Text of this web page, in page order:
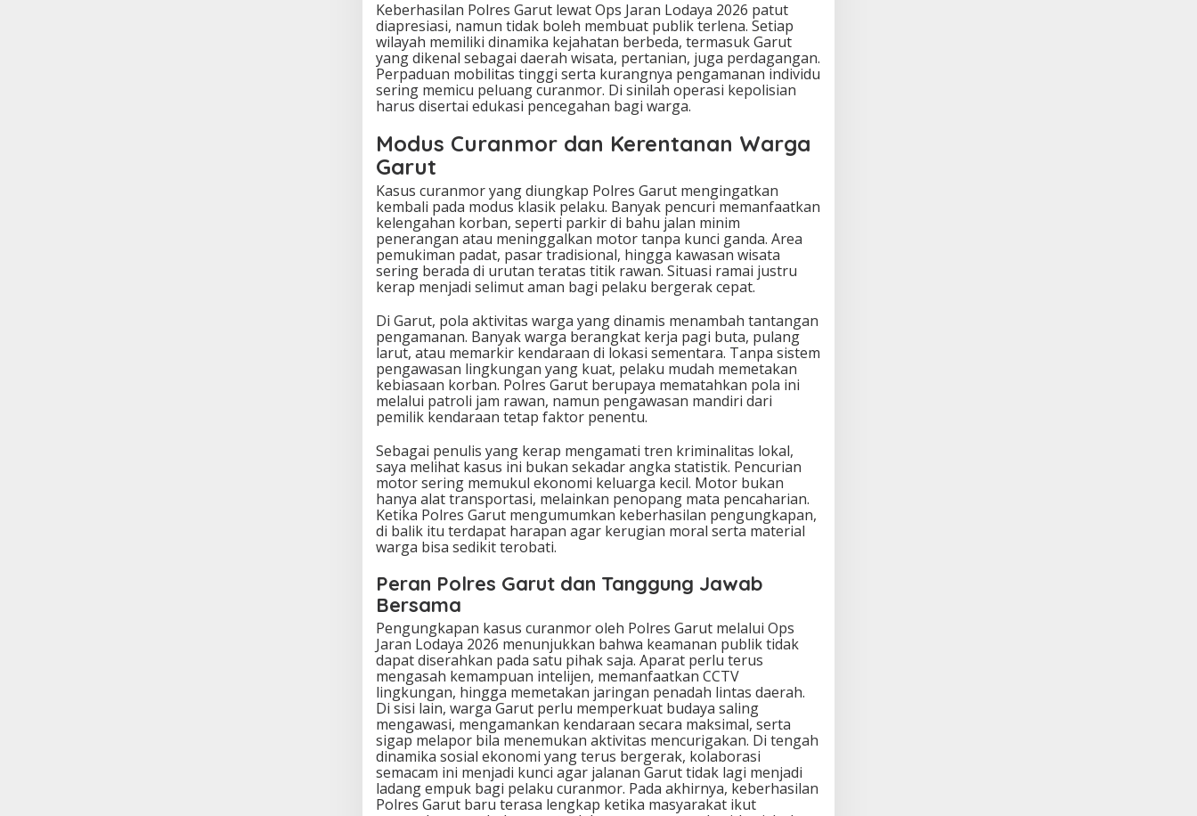
Keberhasilan Polres Garut lewat Ops Jaran Lodaya 2026 patut
diapresiasi, namun tidak boleh membuat publik terlena. Setiap
wilayah memiliki dinamika kejahatan berbeda, termasuk Garut
yang dikenal sebagai daerah wisata, pertanian, juga perdagangan.
Perpaduan mobilitas tinggi serta kurangnya pengamanan individu
sering memicu peluang curanmor. Di sinilah operasi kepolisian
harus disertai edukasi pencegahan bagi warga.
Modus Curanmor dan Kerentanan Warga
Garut
Kasus curanmor yang diungkap Polres Garut mengingatkan
kembali pada modus klasik pelaku. Banyak pencuri memanfaatkan
kelengahan korban, seperti parkir di bahu jalan minim
penerangan atau meninggalkan motor tanpa kunci ganda. Area
pemukiman padat, pasar tradisional, hingga kawasan wisata
sering berada di urutan teratas titik rawan. Situasi ramai justru
kerap menjadi selimut aman bagi pelaku bergerak cepat.
Di Garut, pola aktivitas warga yang dinamis menambah tantangan
pengamanan. Banyak warga berangkat kerja pagi buta, pulang
larut, atau memarkir kendaraan di lokasi sementara. Tanpa sistem
pengawasan lingkungan yang kuat, pelaku mudah memetakan
kebiasaan korban. Polres Garut berupaya mematahkan pola ini
melalui patroli jam rawan, namun pengawasan mandiri dari
pemilik kendaraan tetap faktor penentu.
Sebagai penulis yang kerap mengamati tren kriminalitas lokal,
saya melihat kasus ini bukan sekadar angka statistik. Pencurian
motor sering memukul ekonomi keluarga kecil. Motor bukan
hanya alat transportasi, melainkan penopang mata pencaharian.
Ketika Polres Garut mengumumkan keberhasilan pengungkapan,
di balik itu terdapat harapan agar kerugian moral serta material
warga bisa sedikit terobati.
Peran Polres Garut dan Tanggung Jawab
Bersama
Pengungkapan kasus curanmor oleh Polres Garut melalui Ops
Jaran Lodaya 2026 menunjukkan bahwa keamanan publik tidak
dapat diserahkan pada satu pihak saja. Aparat perlu terus
mengasah kemampuan intelijen, memanfaatkan CCTV
lingkungan, hingga memetakan jaringan penadah lintas daerah.
Di sisi lain, warga Garut perlu memperkuat budaya saling
mengawasi, mengamankan kendaraan secara maksimal, serta
sigap melapor bila menemukan aktivitas mencurigakan. Di tengah
dinamika sosial ekonomi yang terus bergerak, kolaborasi
semacam ini menjadi kunci agar jalanan Garut tidak lagi menjadi
ladang empuk bagi pelaku curanmor. Pada akhirnya, keberhasilan
Polres Garut baru terasa lengkap ketika masyarakat ikut